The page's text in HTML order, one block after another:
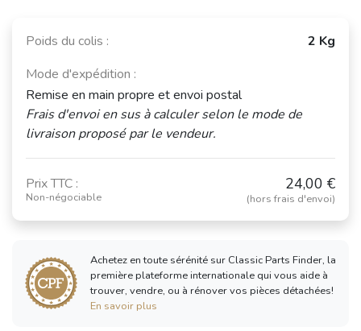
Poids du colis :
2 Kg
Mode d'expédition :
Remise en main propre et envoi postal
Frais d'envoi en sus à calculer selon le mode de
livraison proposé par le vendeur.
Prix TTC :
Non-négociable
24,00 €
(hors frais d'envoi)
Achetez en toute sérénité sur Classic Parts Finder, la
première plateforme internationale qui vous aide à
trouver, vendre, ou à rénover vos pièces détachées!
En savoir plus